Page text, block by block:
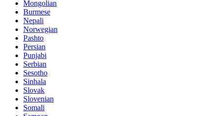
Mongolian
Burmese
Nepali
Norwegian
Pashto
Persian
Punjabi
Serbian
Sesotho
Sinhala
Slovak
Slovenian
Somali